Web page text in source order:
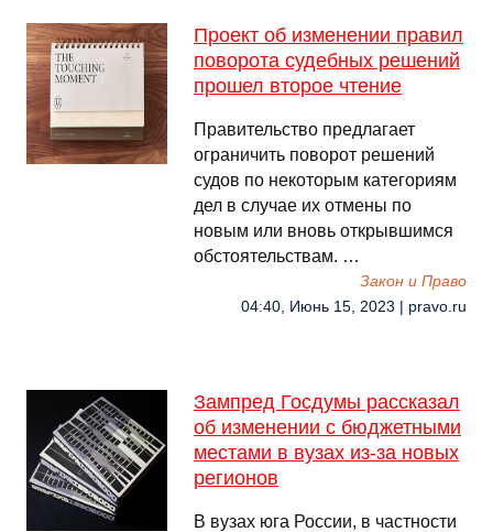
Проект об изменении правил
поворота судебных решений
прошел второе чтение
Правительство предлагает
ограничить поворот решений
судов по некоторым категориям
дел в случае их отмены по
новым или вновь открывшимся
обстоятельствам. …
Закон и Право
04:40, Июнь 15, 2023 | pravo.ru
Зампред Госдумы рассказал
об изменении с бюджетными
местами в вузах из-за новых
регионов
В вузах юга России, в частности